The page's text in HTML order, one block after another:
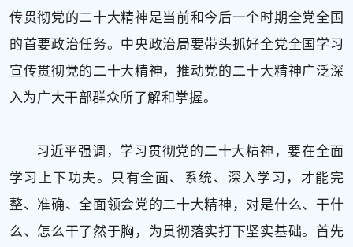
传贯彻党的二十大精神是当前和今后一个时期全党全国
的首要政治任务。中央政治局要带头抓好全党全国学习
宣传贯彻党的二十大精神，推动党的二十大精神广泛深
入为广大干部群众所了解和掌握。
习近平强调，学习贯彻党的二十大精神，要在全面
学习上下功夫。只有全面、系统、深入学习，才能完
整、准确、全面领会党的二十大精神，对是什么、干什
么、怎么干了然于胸，为贯彻落实打下坚实基础。首先